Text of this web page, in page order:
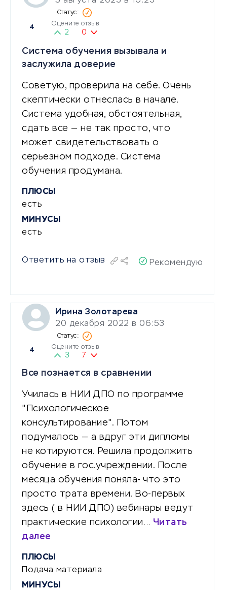
4
Оцените отзыв
2 0
Система обучения вызывала и
заслужила доверие
Советую, проверила на себе. Очень
скептически отнеслась в начале.
Система удобная, обстоятельная,
сдать все — не так просто, что
может свидетельствовать о
серьезном подходе. Система
обучения продумана.
ПЛЮСЫ
есть
МИНУСЫ
есть
Ответить на отзыв Рекомендую
Ирина Золотарева
20 декабря 2022 в 06:53
4 Оцените отзыв
3 7
Все познается в сравнении
Училась в НИИ ДПО по программе
"Психологическое
консультирование". Потом
подумалось — а вдруг эти дипломы
не котируются. Решила продолжить
обучение в гос.учреждении. После
месяца обучения поняла- что это
просто трата времени. Во-первых
здесь ( в НИИ ДПО) вебинары ведут
практические психологии… Читать
далее
ПЛЮСЫ
Подача материала
МИНУСЫ